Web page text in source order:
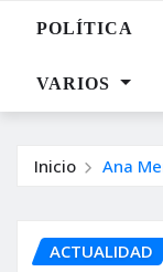
POLÍTICA
VARIOS
Inicio Ana
ACTUALIDAD